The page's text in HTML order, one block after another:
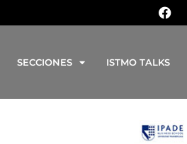
SECCIONES ISTMO TALKS